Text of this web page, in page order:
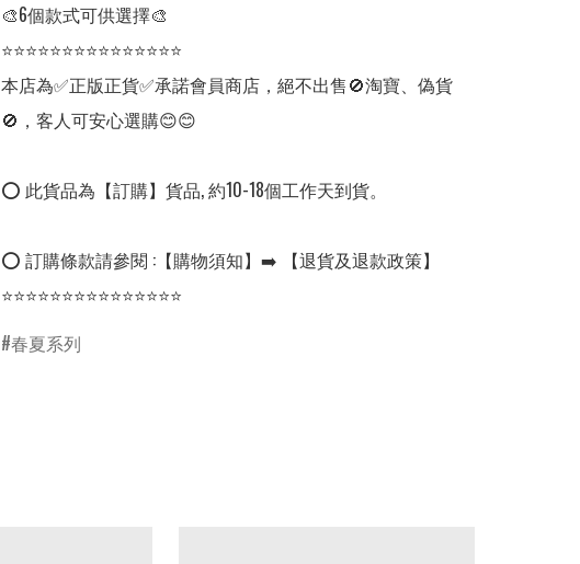
🎨6個款式可供選擇🎨
⭐⭐⭐⭐⭐⭐⭐⭐⭐⭐⭐⭐⭐⭐⭐
本店為✅正版正貨✅承諾會員商店，絕不出售🚫淘寶、偽貨
🚫，客人可安心選購😊😊
⭕ 此貨品為【訂購】貨品, 約10-18個工作天到貨。
⭕ 訂購條款請參閱 :【購物須知】➡️ 【退貨及退款政策】
⭐⭐⭐⭐⭐⭐⭐⭐⭐⭐⭐⭐⭐⭐⭐
春夏系列